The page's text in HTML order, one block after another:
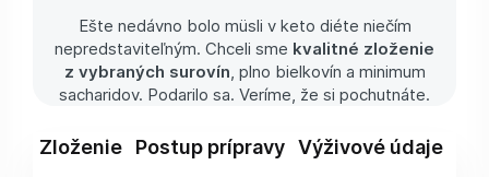
Ešte nedávno bolo müsli v keto diéte niečím
nepredstaviteľným. Chceli sme kvalitné zloženie
z vybraných surovín , plno bielkovín a minimum
sacharidov. Podarilo sa. Veríme, že si pochutnáte.
Zloženie Postup prípravy Výživové údaje